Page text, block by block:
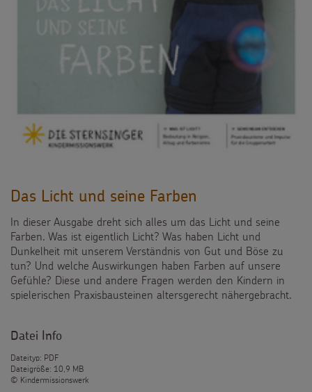
Das Licht und seine Farben
In dieser Ausgabe dreht sich alles um das Licht und seine
Farben. Was ist eigentlich Licht? Was haben Licht und
Dunkelheit mit unserem Verständnis von Gut und Böse zu
tun? Und welche Auswirkungen haben Farben auf unsere
Gefühle? Diese und andere Fragen werden den Kindern in
spielerischen Praxisbausteinen altersgerecht nähergebracht.
Datei Info
Dateityp: PDF
Dateigröße: 10,9 MB
© Kindermissionswerk